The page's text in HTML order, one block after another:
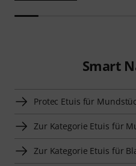
Smart
Protec Etuis für
Zur Kategorie Etuis für
Zur Kategorie Etuis für